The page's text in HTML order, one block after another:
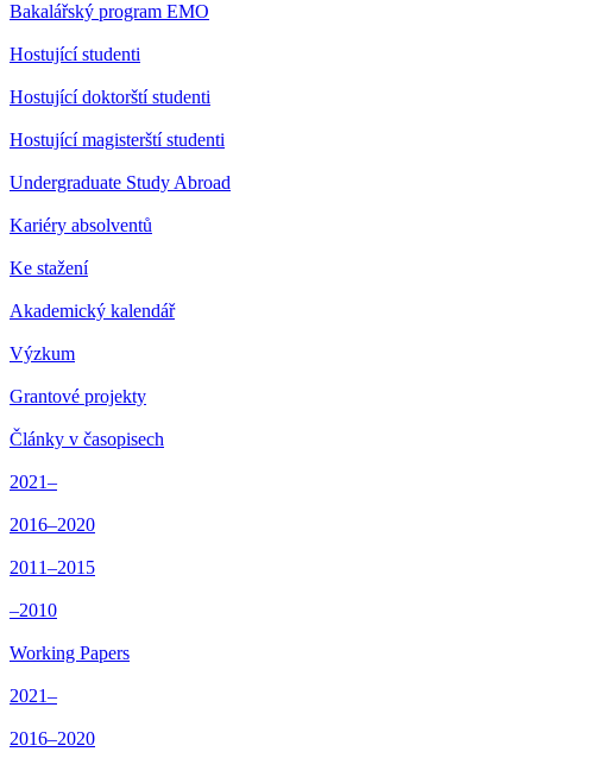
Bakalářský program EMO
Hostující studenti
Hostující doktorští studenti
Hostující magisterští studenti
Undergraduate Study Abroad
Kariéry absolventů
Ke stažení
Akademický kalendář
Výzkum
Grantové projekty
Články v časopisech
2021–
2016–2020
2011–2015
–2010
Working Papers
2021–
2016–2020